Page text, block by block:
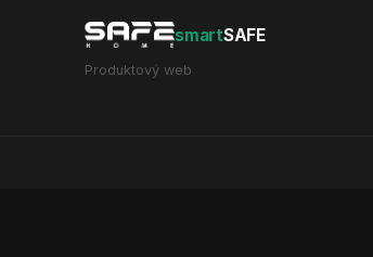
smartSAFE
Produktový web